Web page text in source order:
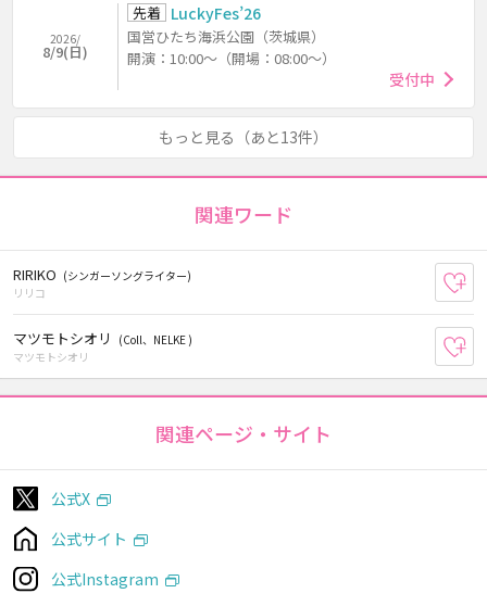
2026/
8/9(日)
先着 LuckyFes’26
国営ひたち海浜公園（茨城県）
開演：10:00～（開場：08:00～）
受付中
もっと見る（あと13件）
関連ワード
RIRIKO (シンガーソングライター)
リリコ
マツモトシオリ
(Coll、NELKE )
マツモトシオリ
関連ページ・サイト
公式X
公式サイト
公式Instagram